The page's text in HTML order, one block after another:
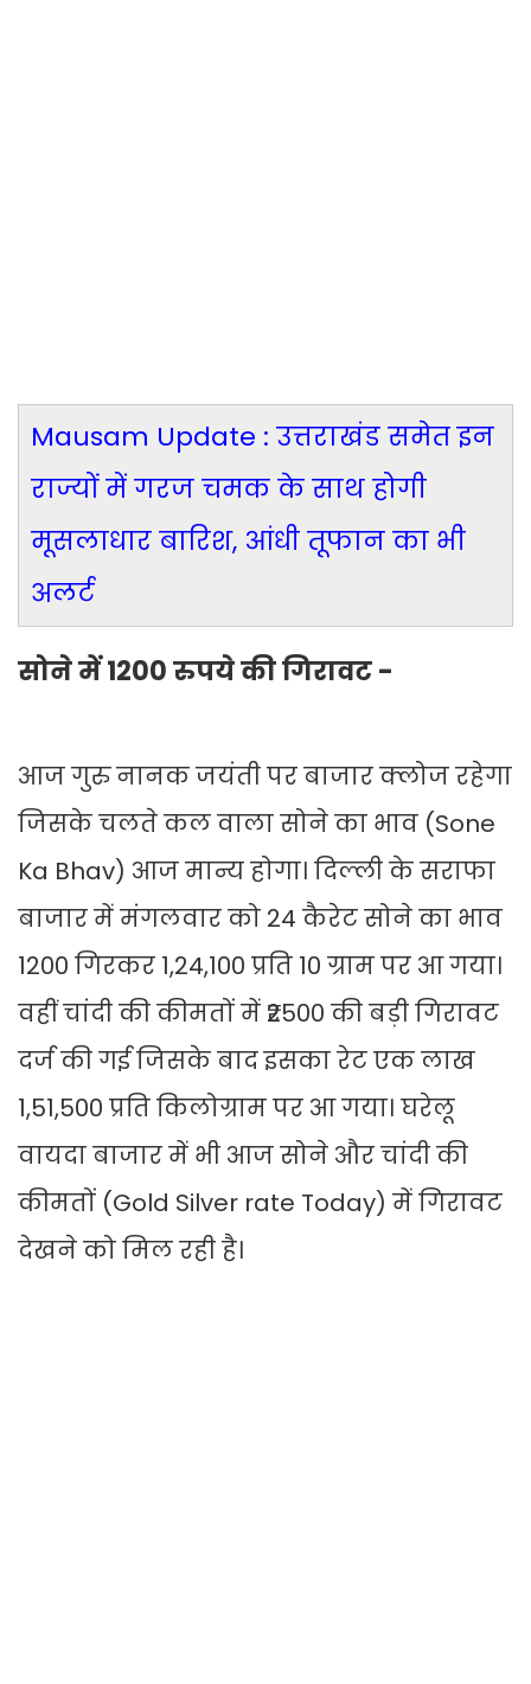
Mausam Update : उत्तराखंड समेत इन
राज्यों में गरज चमक के साथ होगी
मूसलाधार बारिश, आंधी तूफान का भी
अलर्ट
सोने में 1200 रुपये की गिरावट -
आज गुरु नानक जयंती पर बाजार क्लोज रहेगा
जिसके चलते कल वाला सोने का भाव (Sone
Ka Bhav) आज मान्य होगा। दिल्ली के सराफा
बाजार में मंगलवार को 24 कैरेट सोने का भाव
1200 गिरकर 1,24,100 प्रति 10 ग्राम पर आ गया।
वहीं चांदी की कीमतों में ₹2500 की बड़ी गिरावट
दर्ज की गई जिसके बाद इसका रेट एक लाख
1,51,500 प्रति किलोग्राम पर आ गया। घरेलू
वायदा बाजार में भी आज सोने और चांदी की
कीमतों (Gold Silver rate Today) में गिरावट
देखने को मिल रही है।